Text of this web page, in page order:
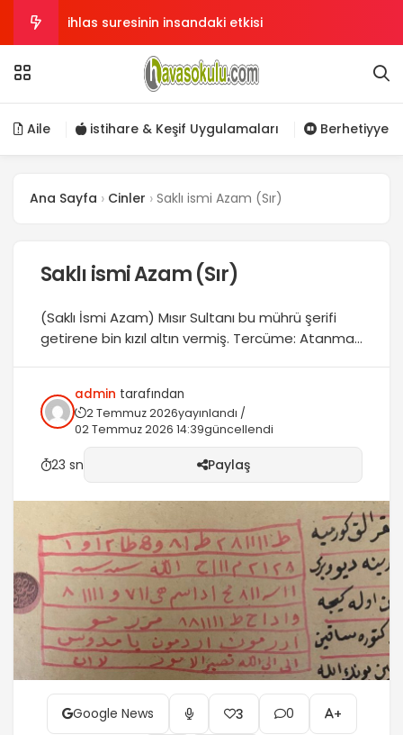
ihlas suresinin insandaki etkisi
Sırlı Şifa Usulü (Her türlü hastalık için)
Sünnete Sarılmamız Emrediliyor
Sana sevap verecek birini ara !
Aile istihare & Keşif Uygulamaları Berhetiyye
Ana Sayfa Cinler Saklı ismi Azam (Sır)
Saklı ismi Azam (Sır)
(Saklı İsmi Azam) Mısır Sultanı bu mührü şerifi
getirene bin kızıl altın vermiş. Tercüme: Atanmak
cinni şerlerinden biiznillah hıfzolunup saklana.
Gece ve gündüz korkmaya. Şartı: beş vakit
namaz, helal kazanç, abdestli gezmek,her gün
101...
admin tarafından
2 Temmuz 2026yayınlandı /
02 Temmuz 2026 14:39güncellendi
23 sn Paylaş
Google News 3 0 +